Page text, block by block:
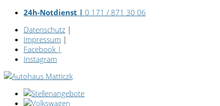
24h-Notdienst | 0 171 / 871 30 06
Datenschutz |
Impressum |
Facebook |
Instagram